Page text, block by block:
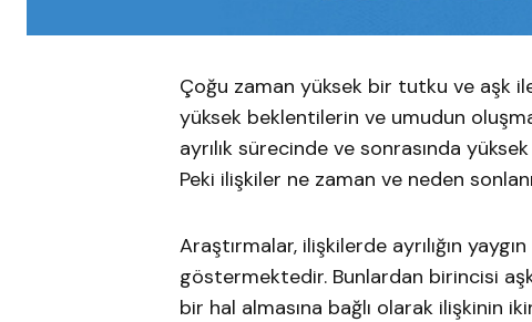
Çoğu zaman yüksek bir tutku ve aşk
yüksek beklentilerin ve umudun
ayrılık sürecinde ve sonrasında
Peki ilişkiler ne zaman ve neden
Araştırmalar, ilişkilerde ayrılığın
göstermektedir. Bunlardan birincisi
bir hal almasına bağlı olarak ilişkinin